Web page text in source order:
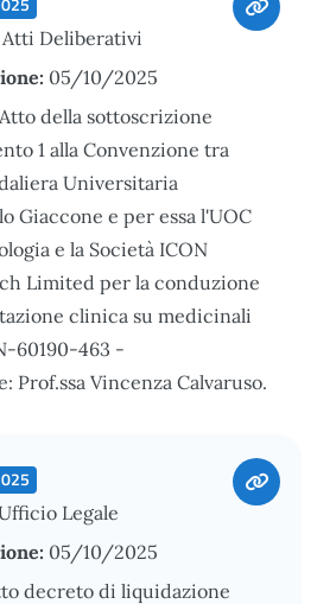
Deliberativi
05/10/2025
della sottoscrizione
1 alla Convenzione tra
Universitaria
Giaccone e per essa l'UOC
e la Società ICON
Limited per la conduzione
clinica su medicinali
60190-463 -
Prof.ssa Vincenza Calvaruso.
Legale
05/10/2025
decreto di liquidazione